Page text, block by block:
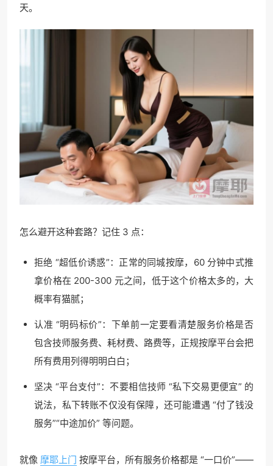
天。
怎么避开这种套路？记住 3 点：
拒绝 “超低价诱惑”：正常的同城按摩，60 分钟中式推
拿价格在 200-300 元之间，低于这个价格太多的，大
概率有猫腻；
认准 “明码标价”：下单前一定要看清楚服务价格是否
包含技师服务费、耗材费、路费等，正规按摩平台会把
所有费用列得明明白白；
坚决 “平台支付”：不要相信技师 “私下交易更便宜” 的
说法，私下转账不仅没有保障，还可能遭遇 “付了钱没
服务”“中途加价” 等问题。
就像 摩耶上门 按摩平台，所有服务价格都是 “一口价”——